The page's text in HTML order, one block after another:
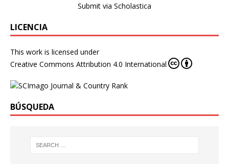
Submit via Scholastica
LICENCIA
This work is licensed under
Creative Commons Attribution 4.0 International
BÚSQUEDA